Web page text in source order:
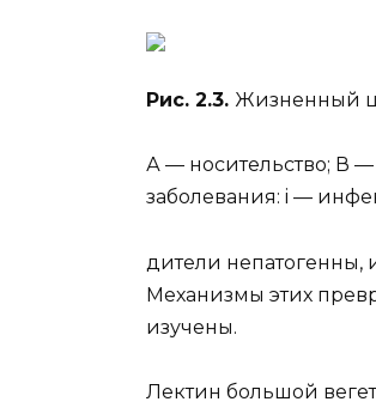
Рис. 2.3. Жизненный
А — носительство; В
заболевания: i —
дители непатогенны,
Механизмы этих
изучены.
Лектин большой